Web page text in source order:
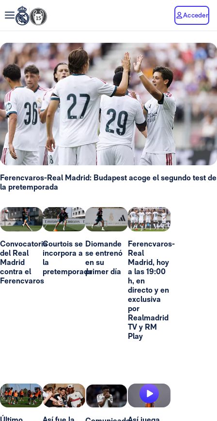
Acceder
Ferencvaros-Real Madrid: Budapest acoge el segundo test de
la pretemporada
Convocatoria
del Real
Madrid
contra el
Ferencvaros
Courtois se
incorpora a
la
pretemporada
Diomande
se entrenó
en su
primer día
Ferencvaros-
Real
Madrid, hoy
a las 19:00
h, en
directo y en
exclusiva
por
Realmadrid
TV y RM
Play